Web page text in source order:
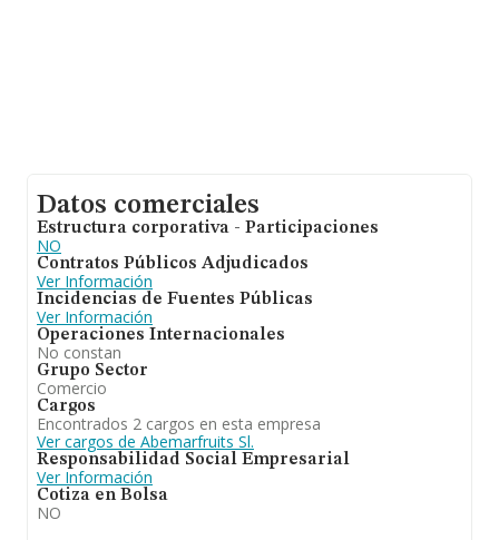
Datos comerciales
Estructura corporativa - Participaciones
NO
Contratos Públicos Adjudicados
Ver Información
Incidencias de Fuentes Públicas
Ver Información
Operaciones Internacionales
No constan
Grupo Sector
Comercio
Cargos
Encontrados 2 cargos en esta empresa
Ver cargos de Abemarfruits Sl.
Responsabilidad Social Empresarial
Ver Información
Cotiza en Bolsa
NO